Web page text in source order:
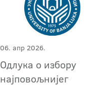
06. апр 2026.
Oдлука о избору
најповољнијег